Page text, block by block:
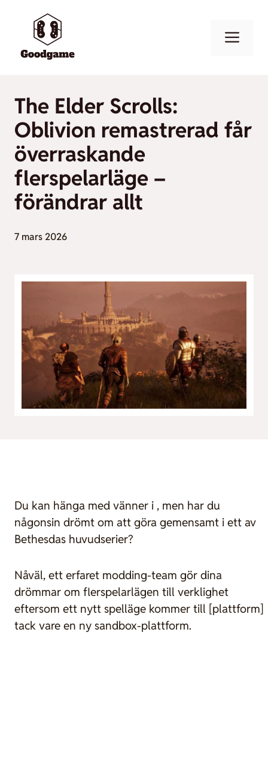
innehåll
The Elder Scrolls:
Oblivion remastrerad får
överraskande
flerspelarläge –
förändrar allt
7 mars 2026
Du kan hänga med vänner i , men har du
någonsin drömt om att göra gemensamt i ett av
Bethesdas huvudserier?
Nåväl, ett erfaret modding-team gör dina
drömmar om flerspelarlägen till verklighet
eftersom ett nytt spelläge kommer till [plattform]
tack vare en ny sandbox-plattform.